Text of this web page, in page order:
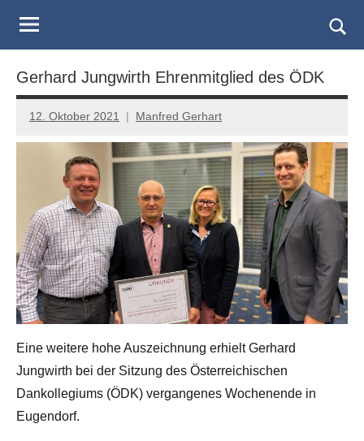
Judo
Landesverband
Salzburg
form
Gerhard Jungwirth Ehrenmitglied des ÖDK
12. Oktober 2021 Manfred Gerhart
Eine weitere hohe Auszeichnung erhielt Gerhard
Jungwirth bei der Sitzung des Österreichischen
Dankollegiums (ÖDK) vergangenes Wochenende in
Eugendorf.